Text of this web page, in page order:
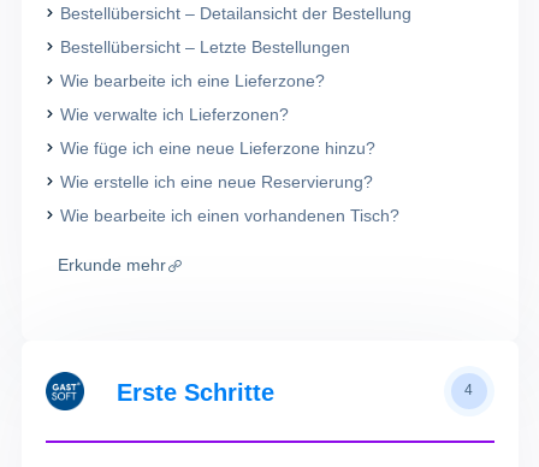
Bestellübersicht – Detailansicht der Bestellung
Bestellübersicht – Letzte Bestellungen
Wie bearbeite ich eine Lieferzone?
Wie verwalte ich Lieferzonen?
Wie füge ich eine neue Lieferzone hinzu?
Wie erstelle ich eine neue Reservierung?
Wie bearbeite ich einen vorhandenen Tisch?
Erkunde mehr
Erste Schritte 4